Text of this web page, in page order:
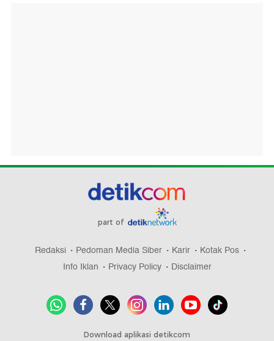
part of
Redaksi Pedoman Media Siber Karir
Kotak Pos
Info Iklan
Privacy Policy Disclaimer
Download aplikasi detikcom